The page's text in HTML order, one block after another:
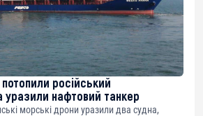
російський
уразили нафтовий танкер
морські дрони уразили два судна,